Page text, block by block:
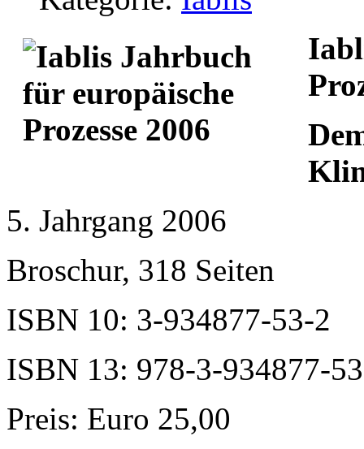
5. Jahrgang 2006
Broschur, 318 Seiten
ISBN 10: 3-934877-53-2
ISBN 13: 978-3-934877-
Preis: Euro 25,00